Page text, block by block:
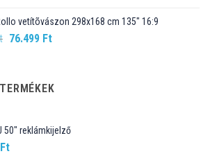
109.990 Ft.98.990 Ft.
vetítõvászon 298x168 cm 135" 16:9
Original
89.990 Ft.
76.499 FtCurrent
76.499 Ft.
50" reklámkijelző
Ft